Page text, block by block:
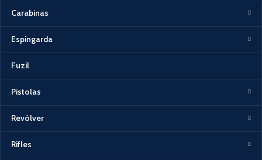
Carabinas
Espingarda
Fuzil
Pistolas
Revólver
Rifles